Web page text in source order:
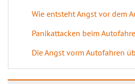
Wie entsteht Angst vor dem
Panikattacken beim
Die Angst vorm Autofahren